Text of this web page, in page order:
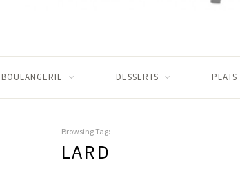
BOULANGERIE DESSERTS
Browsing Tag:
LARD